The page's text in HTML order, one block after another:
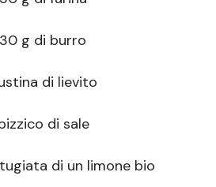
g di burro
di lievito
di sale
di un limone bio